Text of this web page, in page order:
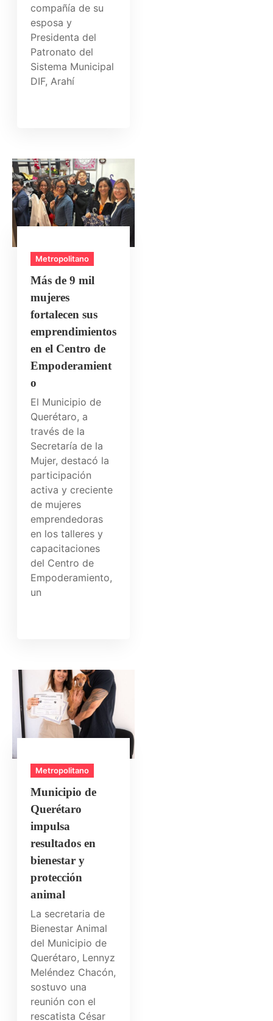
compañía de su
esposa y
Presidenta del
Patronato del
Sistema Municipal
DIF, Arahí
Metropolitano
Más de 9 mil
mujeres
fortalecen sus
emprendimientos
en el Centro de
Empoderamient
o
El Municipio de
Querétaro, a
través de la
Secretaría de la
Mujer, destacó la
participación
activa y creciente
de mujeres
emprendedoras
en los talleres y
capacitaciones
del Centro de
Empoderamiento,
un
Metropolitano
Municipio de
Querétaro
impulsa
resultados en
bienestar y
protección
animal
La secretaria de
Bienestar Animal
del Municipio de
Querétaro, Lennyz
Meléndez Chacón,
sostuvo una
reunión con el
rescatista César